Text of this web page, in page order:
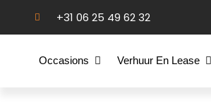
+31 06 25 49 62 32
Occasions Verhuur En Lease